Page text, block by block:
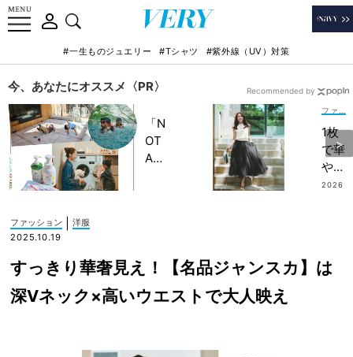
#一生ものジュエリー #Tシャツ #紫外線（UV）対策
今、あなたにオススメ〈PR〉
「N
OT
A
記憶
生残
上の
1枚
で華
やぐ
【ワ
のお
2026
Recommended by
ファッション
洋服
2025.10.19
すっきり華奢見え！【名品ジャンスカ】は
深Vネック×高いウエストで大人映え